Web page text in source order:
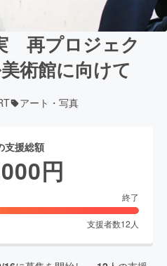
再プロジェク
術館に向けて
アート・写真
支援総額
円
終了
支援者数12 人